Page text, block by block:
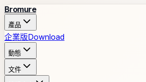
Bromure
產品
企業版Download
動態
文件